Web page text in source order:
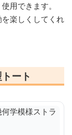
用できます。
楽しくしてくれ
ート